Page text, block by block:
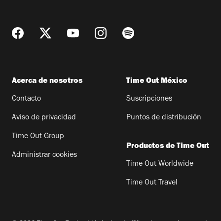
Acerca de nosotros
Contacto
Aviso de privacidad
Time Out Group
Administrar cookies
Time Out México
Suscripciones
Puntos de distribución
Productos de Time Out
Time Out Worldwide
Time Out Travel